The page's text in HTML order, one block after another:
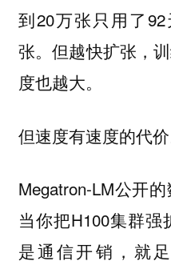
到20万张只用了
张。但越快扩张，
度也越大。
但速度有速度的代价
Megatron-LM公开
当你把H100集群强
是通信开销，就